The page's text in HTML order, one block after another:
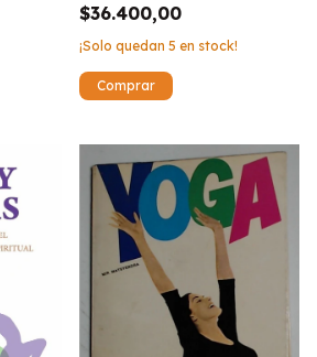
$36.400,00
¡Solo quedan 5 en stock!